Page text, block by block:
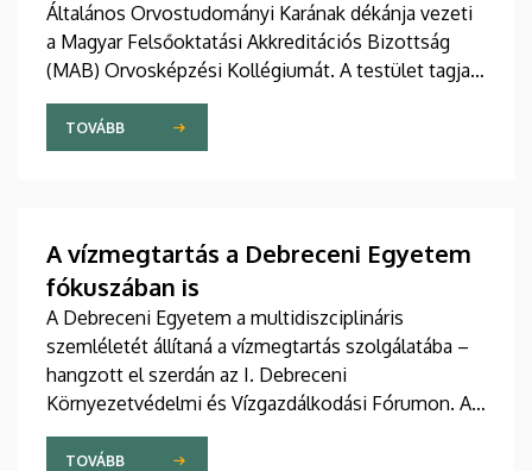
Általános Orvostudományi Karának dékánja vezeti
a Magyar Felsőoktatási Akkreditációs Bizottság
(MAB) Orvosképzési Kollégiumát. A testület tagjai
újabb három évre szavaztak bizalmat a
professzornak.
TOVÁBB
A vízmegtartás a Debreceni Egyetem
fókuszában is
A Debreceni Egyetem a multidiszciplináris
szemléletét állítaná a vízmegtartás szolgálatába –
hangzott el szerdán az I. Debreceni
Környezetvédelmi és Vízgazdálkodási Fórumon. Az
egyetem konferenciáján a vízhiány
következményeiről, a vízmegtartás kihívásairól és a
TOVÁBB